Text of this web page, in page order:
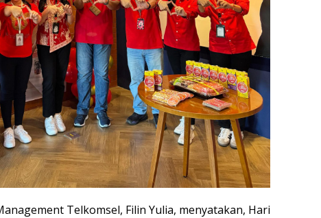
Telkomsel, Filin Yulia, menyatakan, Hari